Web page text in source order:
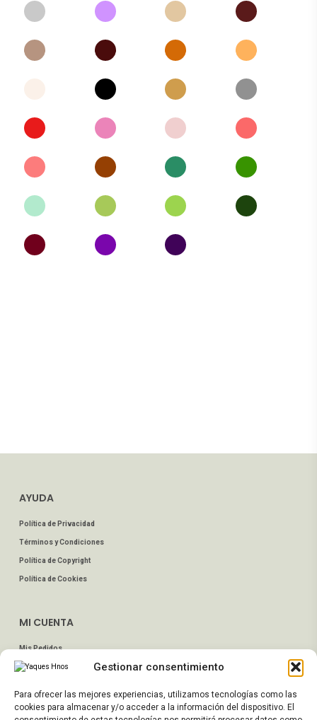
Gestionar consentimiento
Para ofrecer las mejores experiencias, utilizamos tecnologías como las
cookies para almacenar y/o acceder a la información del dispositivo. El
AYUDA
Política de Privacidad
Términos y Condiciones
Política de Copyright
Política de Cookies
MI CUENTA
Mis Pedidos
Dirección de Envío
Preguntas Frecuentes